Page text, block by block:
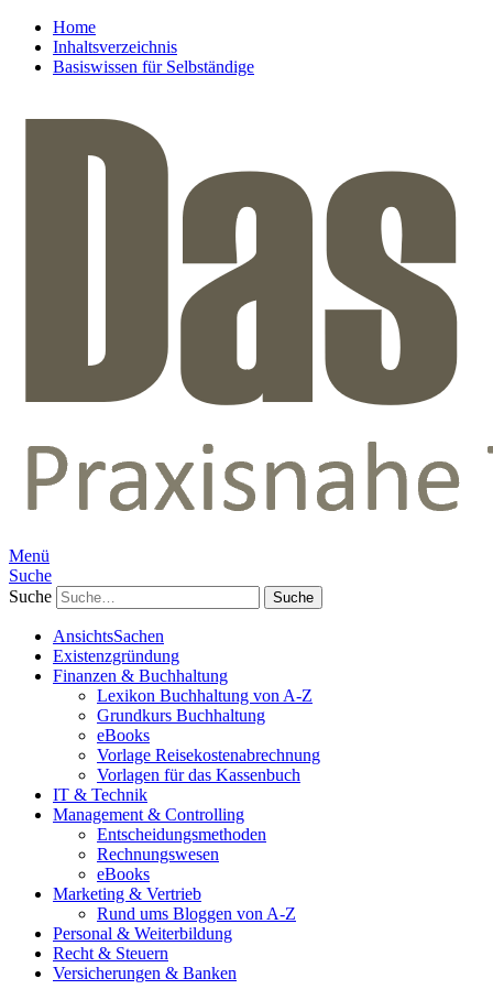
Home
Inhaltsverzeichnis
Basiswissen für Selbständige
Menü
Suche
Suche
AnsichtsSachen
Existenzgründung
Finanzen & Buchhaltung
Lexikon Buchhaltung von A-Z
Grundkurs Buchhaltung
eBooks
Vorlage Reisekostenabrechnung
Vorlagen für das Kassenbuch
IT & Technik
Management & Controlling
Entscheidungsmethoden
Rechnungswesen
eBooks
Marketing & Vertrieb
Rund ums Bloggen von A-Z
Personal & Weiterbildung
Recht & Steuern
Versicherungen & Banken